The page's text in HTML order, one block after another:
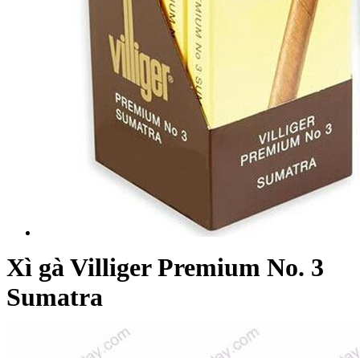
Xì gà Villiger Premium No. 3
Sumatra